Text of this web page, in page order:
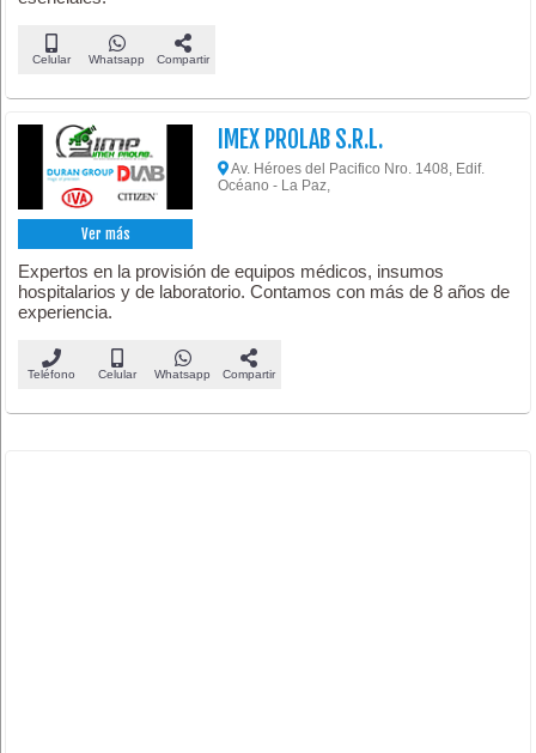
Celular Whatsapp Compartir
Ver más
IMEX PROLAB S.R.L.
Av. Héroes del Pacifico Nro. 1408, Edif.
Océano - La Paz,
Expertos en la provisión de equipos médicos, insumos
hospitalarios y de laboratorio. Contamos con más de 8 años de
experiencia.
Teléfono Celular Whatsapp Compartir